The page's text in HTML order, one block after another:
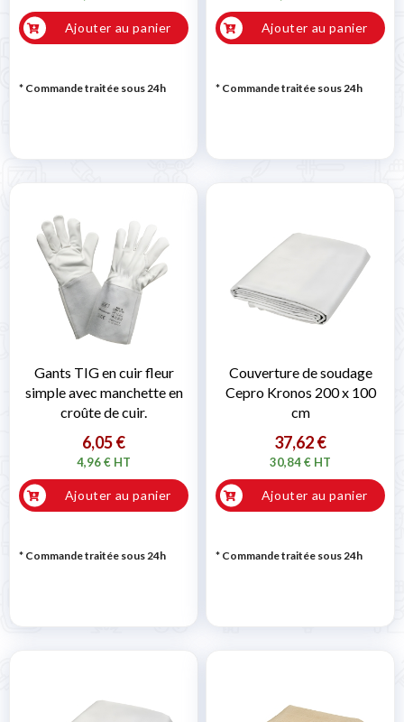
Ajouter au panier
* Commande traitée sous 24h
Ajouter au panier
* Commande traitée sous 24h
Gants TIG en cuir fleur
simple avec manchette en
croûte de cuir.
6,05 €
4,96 € HT
Ajouter au panier
* Commande traitée sous 24h
Couverture de soudage
Cepro Kronos 200 x 100
cm
37,62 €
30,84 € HT
Ajouter au panier
* Commande traitée sous 24h